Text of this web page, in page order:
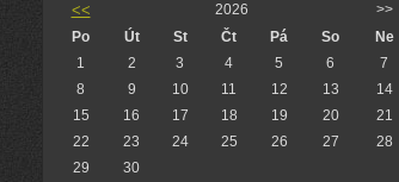
<< 2026
>>
Po
Út St Čt Pá So
Ne
1
2 3 4 5 6
7
8
9 10 11 12 13
14
15
16 17 18 19 20
21
22
23 24 25 26 27
28
29
30